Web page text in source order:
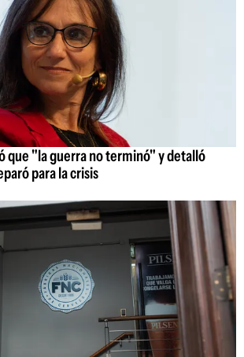
que "la guerra no terminó" y detalló
para la crisis